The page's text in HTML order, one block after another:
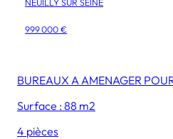
NEUILLY SUR SEINE
999 000 €
BUREAUX A AMENAGER
Surface : 88 m2
4 pièces